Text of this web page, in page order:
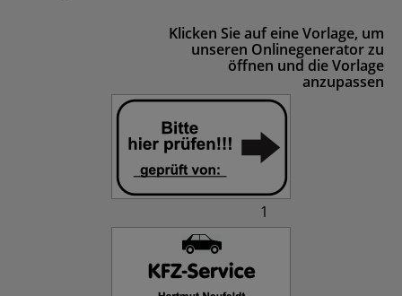
Klicken Sie auf eine Vorlage, um
unseren Onlinegenerator zu
öffnen und die Vorlage
anzupassen
1